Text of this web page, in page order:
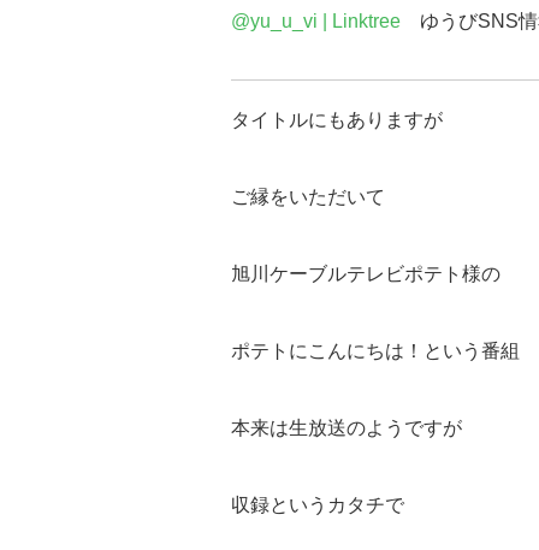
@yu_u_vi | Linktree ゆうびSNS
タイトルにもありますが
ご縁をいただいて
旭川ケーブルテレビポテト様の
ポテトにこんにちは！という番組
本来は生放送のようですが
収録というカタチで